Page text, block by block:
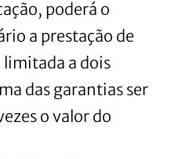
poderá o
a prestação de
a dois
das garantias ser
o valor do